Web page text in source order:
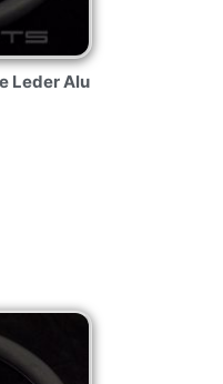
Leder Alu